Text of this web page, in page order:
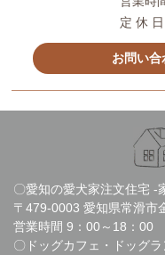
定 休
お問い
〇愛知の愛犬家注文住宅 -
〒479-0003 愛知県常滑市
営業時間 9：00～18：
〇ドッグカフェ・ドッグラ